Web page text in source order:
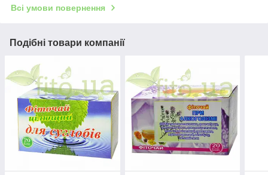
Всі умови повернення
Подібні товари компанії